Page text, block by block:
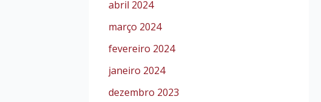
abril 2024
março 2024
fevereiro 2024
janeiro 2024
dezembro 2023